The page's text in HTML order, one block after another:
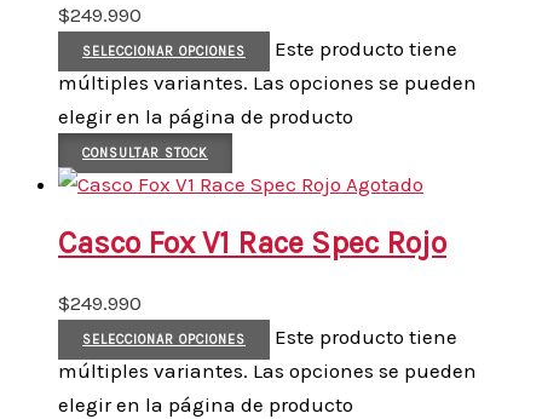
$249.990
SELECCIONAR OPCIONES
Este producto tiene
múltiples variantes. Las opciones se pueden
elegir en la página de producto
CONSULTAR STOCK
Agotado
Casco Fox V1 Race Spec Rojo
$249.990
SELECCIONAR OPCIONES
Este producto tiene
múltiples variantes. Las opciones se pueden
elegir en la página de producto